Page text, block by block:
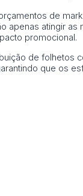
de
apenas atingir as
promocional.
de folhetos
que os